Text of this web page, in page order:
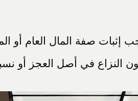
صفة المال العام أو
النزاع في أصل العجز أو